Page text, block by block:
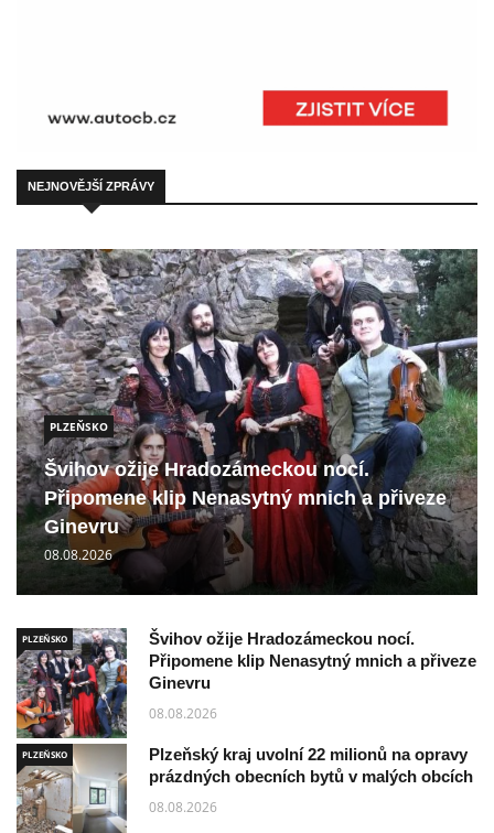
NEJNOVĚJŠÍ ZPRÁVY
PLZEŇSKO
Švihov ožije Hradozámeckou nocí.
Připomene klip Nenasytný mnich a přiveze
Ginevru
08.08.2026
PLZEŇSKO
Švihov ožije Hradozámeckou nocí.
Připomene klip Nenasytný mnich a přiveze
Ginevru
08.08.2026
PLZEŇSKO
Plzeňský kraj uvolní 22 milionů na opravy
prázdných obecních bytů v malých obcích
08.08.2026